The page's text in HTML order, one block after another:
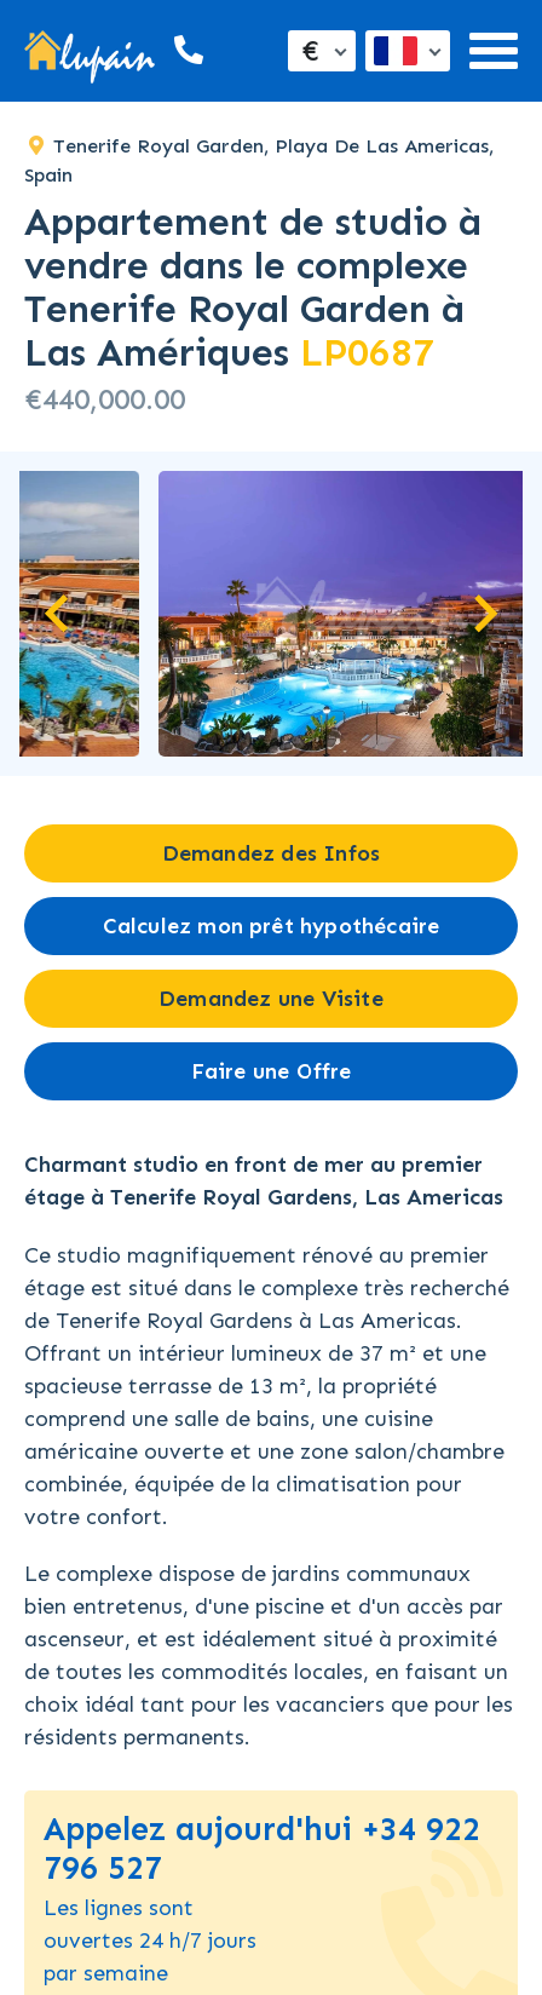
€
Tenerife Royal Garden, Playa De Las Americas,
Spain
Appartement de studio à
vendre dans le complexe
Tenerife Royal Garden à
Las Amériques LP0687
€440,000.00
Demandez des Infos
Calculez mon prêt hypothécaire
Demandez une Visite
Faire une Offre
Charmant studio en front de mer au premier
étage à Tenerife Royal Gardens, Las Americas
Ce studio magnifiquement rénové au premier
étage est situé dans le complexe très recherché
de Tenerife Royal Gardens à Las Americas.
Offrant un intérieur lumineux de 37 m² et une
spacieuse terrasse de 13 m², la propriété
comprend une salle de bains, une cuisine
américaine ouverte et une zone salon/chambre
combinée, équipée de la climatisation pour
votre confort.
Le complexe dispose de jardins communaux
bien entretenus, d'une piscine et d'un accès par
ascenseur, et est idéalement situé à proximité
de toutes les commodités locales, en faisant un
choix idéal tant pour les vacanciers que pour les
résidents permanents.
Appelez aujourd'hui +34 922
796 527
Les lignes sont
ouvertes 24 h/7 jours
par semaine